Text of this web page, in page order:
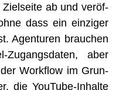
Ziel­sei­te ab und ver­öf­
dass ein ein­zi­ger
Agen­tu­ren brau­chen
Zugangs­da­ten, aber
Work­flow im Grun­
die You­Tube-Inhal­te